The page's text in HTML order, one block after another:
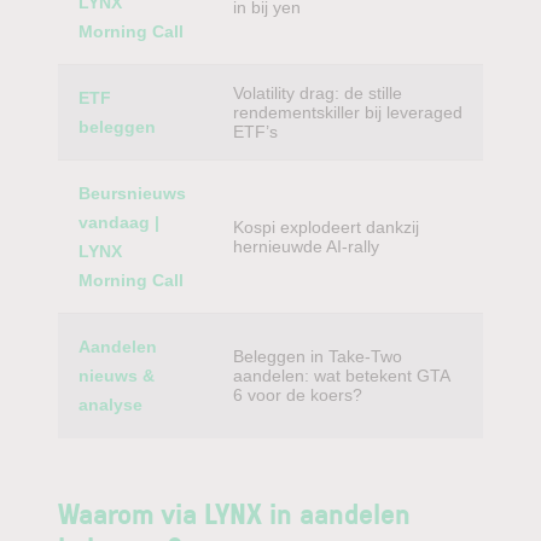
Morning Call
in bij yen
ETF
beleggen
Volatility drag: de stille
rendementskiller bij leveraged
ETF’s
Beursnieuws
vandaag |
LYNX
Morning Call
Kospi explodeert dankzij
hernieuwde AI-rally
Aandelen
nieuws &
analyse
Beleggen in Take-Two
aandelen: wat betekent GTA
6 voor de koers?
Waarom via LYNX in aandelen